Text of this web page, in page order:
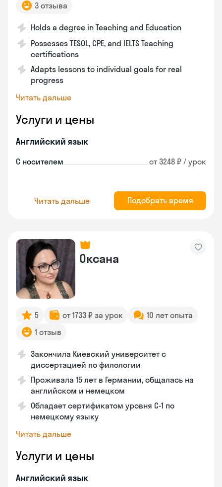
3 отзыва
Holds a degree in Teaching and Education
Possesses TESOL, CPE, and IELTS Teaching
certifications
Adapts lessons to individual goals for real
progress
Читать дальше
Услуги и цены
Английский язык
С носителем от 3248 ₽ / урок
Читать дальше Подобрать время
Оксана
5 от 1733 ₽ за урок
10 лет опыта
1 отзыв
Закончила Киевский университет с
диссертацией по филологии
Проживала 15 лет в Германии, общалась на
английском и немецком
Обладает сертификатом уровня C-1 по
немецкому языку
Читать дальше
Услуги и цены
Английский язык